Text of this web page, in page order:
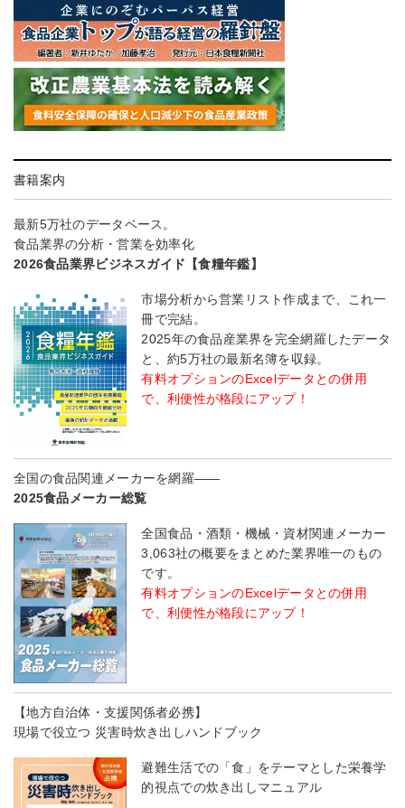
書籍案内
最新5万社のデータベース。
食品業界の分析・営業を効率化
2026食品業界ビジネスガイド【食糧年鑑】
市場分析から営業リスト作成まで、これ一
冊で完結。
2025年の食品産業界を完全網羅したデータ
と、約5万社の最新名簿を収録。
有料オプションのExcelデータとの併用
で、利便性が格段にアップ！
全国の食品関連メーカーを網羅――
2025食品メーカー総覧
全国食品・酒類・機械・資材関連メーカー
3,063社の概要をまとめた業界唯一のもの
です。
有料オプションのExcelデータとの併用
で、利便性が格段にアップ！
【地方自治体・支援関係者必携】
現場で役立つ 災害時炊き出しハンドブック
避難生活での「食」をテーマとした栄養学
的視点での炊き出しマニュアル